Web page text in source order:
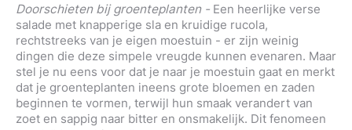
Doorschieten bij groenteplanten - Een heerlijke verse
salade met knapperige sla en kruidige rucola,
rechtstreeks van je eigen moestuin - er zijn weinig
dingen die deze simpele vreugde kunnen evenaren. Maar
stel je nu eens voor dat je naar je moestuin gaat en merkt
dat je groenteplanten ineens grote bloemen en zaden
beginnen te vormen, terwijl hun smaak verandert van
zoet en sappig naar bitter en onsmakelijk. Dit fenomeen